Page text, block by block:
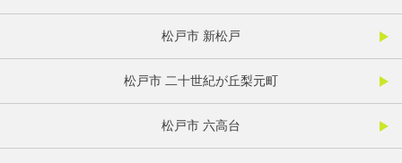
松戸市 新松戸
松戸市 二十世紀が丘梨元町
松戸市 六高台